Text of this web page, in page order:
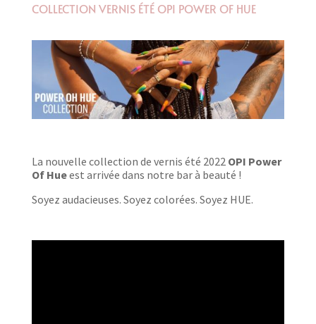
COLLECTION VERNIS ÉTÉ OPI POWER OF HUE
La nouvelle collection de vernis été 2022 OPI Power
Of Hueest arrivée dans notre bar à beauté !
Soyez audacieuses. Soyez colorées. Soyez HUE.